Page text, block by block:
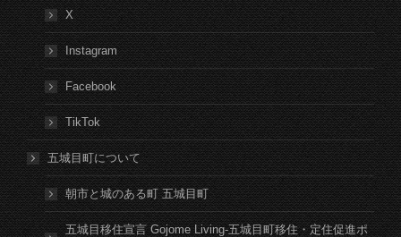
X
Instagram
Facebook
TikTok
五城目町について
朝市と城のある町 五城目町
五城目移住宣言 Gojome Living-五城目町移住・定住促進ポ